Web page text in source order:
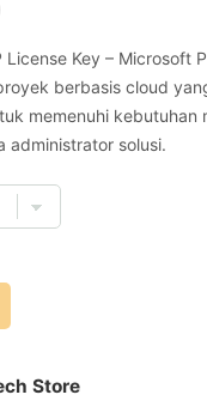
Key – Microsoft
berbasis cloud
memenuhi kebutuhan
administrator solusi.
Store